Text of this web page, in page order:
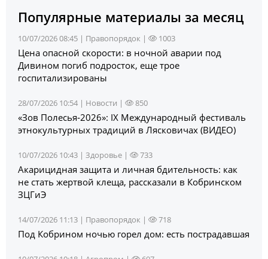
Популярные материалы за месяц
10/07/2026 08:45 | Правопорядок | 1003
Цена опасной скорости: в ночной аварии под
Дивином погиб подросток, еще трое
госпитализированы
28/07/2026 10:54 | Новости | 850
«Зов Полесья‑2026»: IX Международный фестиваль
этнокультурных традиций в Лясковичах (ВИДЕО)
10/07/2026 10:43 | Здоровье | 733
Акарицидная защита и личная бдительность: как
не стать жертвой клеща, рассказали в Кобринском
ЗЦГиЭ
14/07/2026 11:13 | Правопорядок | 718
Под Кобрином ночью горел дом: есть пострадавшая